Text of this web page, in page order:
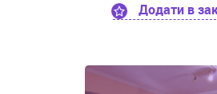
Додати в